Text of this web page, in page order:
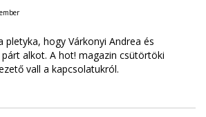
pletyka, hogy Várkonyi Andrea és
alkot. A hot! magazin csütörtöki
vall a kapcsolatukról.